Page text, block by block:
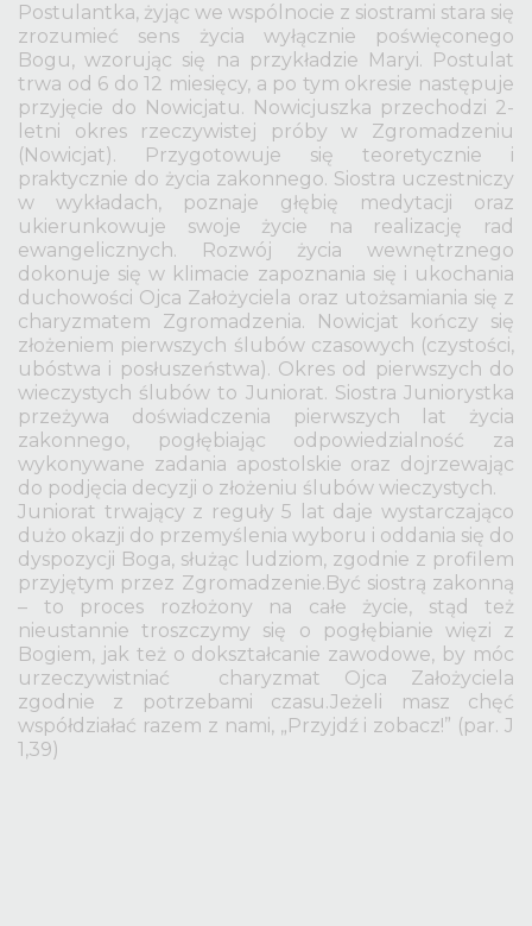
Postulantka, żyjąc we wspólnocie z siostrami stara się
zrozumieć sens życia wyłącznie poświęconego
Bogu, wzorując się na przykładzie Maryi. Postulat
trwa od 6 do 12 miesięcy, a po tym okresie następuje
przyjęcie do Nowicjatu. Nowicjuszka przechodzi 2-
letni okres rzeczywistej próby w Zgromadzeniu
(Nowicjat). Przygotowuje się teoretycznie i
praktycznie do życia zakonnego. Siostra uczestniczy
w wykładach, poznaje głębię medytacji oraz
ukierunkowuje swoje życie na realizację rad
ewangelicznych. Rozwój życia wewnętrznego
dokonuje się w klimacie zapoznania się i ukochania
duchowości Ojca Założyciela oraz utożsamiania się z
charyzmatem Zgromadzenia. Nowicjat kończy się
złożeniem pierwszych ślubów czasowych (czystości,
ubóstwa i posłuszeństwa). Okres od pierwszych do
wieczystych ślubów to Juniorat. Siostra Juniorystka
przeżywa doświadczenia pierwszych lat życia
zakonnego, pogłębiając odpowiedzialność za
wykonywane zadania apostolskie oraz dojrzewając
do podjęcia decyzji o złożeniu ślubów wieczystych.
Juniorat trwający z reguły 5 lat daje wystarczająco
dużo okazji do przemyślenia wyboru i oddania się do
dyspozycji Boga, służąc ludziom, zgodnie z profilem
przyjętym przez Zgromadzenie.Być siostrą zakonną
– to proces rozłożony na całe życie, stąd też
nieustannie troszczymy się o pogłębianie więzi z
Bogiem, jak też o dokształcanie zawodowe, by móc
urzeczywistniać charyzmat Ojca Założyciela
zgodnie z potrzebami czasu.Jeżeli masz chęć
współdziałać razem z nami, „Przyjdź i zobacz!” (par. J
1,39)